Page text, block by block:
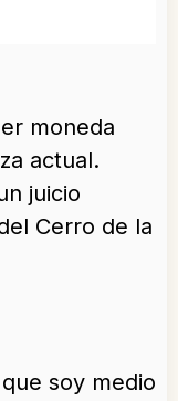
moneda
actual.
juicio
Cerro de la
soy medio